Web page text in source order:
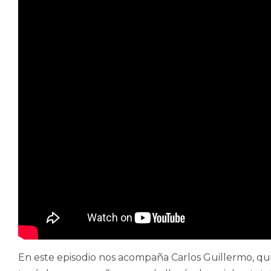
En este episodio nos acompaña Carlos Guillermo,